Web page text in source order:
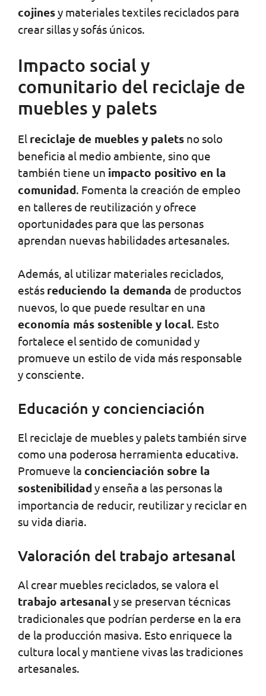
cojinesy materiales textiles reciclados para
crear sillas y sofás únicos.
Impacto social y
comunitario del reciclaje de
muebles y palets
El reciclaje de muebles y palets no solo
beneficia al medio ambiente, sino que
también tiene un impacto positivo en la
comunidad. Fomenta la creación de empleo
en talleres de reutilización y ofrece
oportunidades para que las personas
aprendan nuevas habilidades artesanales.
Además, al utilizar materiales reciclados,
estás reduciendo la demanda de productos
nuevos, lo que puede resultar en una
economía más sostenible y local. Esto
fortalece el sentido de comunidad y
promueve un estilo de vida más responsable
y consciente.
Educación y concienciación
El reciclaje de muebles y palets también sirve
como una poderosa herramienta educativa.
Promueve la concienciación sobre la
sostenibilidady enseña a las personas la
importancia de reducir, reutilizar y reciclar en
su vida diaria.
Valoración del trabajo artesanal
Al crear muebles reciclados, se valora el
trabajo artesanaly se preservan técnicas
tradicionales que podrían perderse en la era
de la producción masiva. Esto enriquece la
cultura local y mantiene vivas las tradiciones
artesanales.